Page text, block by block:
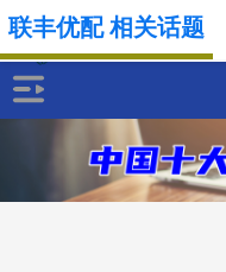
联丰优配 相关话题